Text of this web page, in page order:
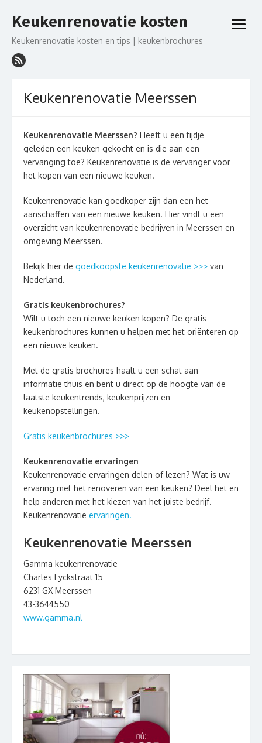
naar
inhoud
Keukenrenovatie kosten
Keukenrenovatie kosten en tips | keukenbrochures
open
Keukenrenovatie Meerssen
Keukenrenovatie Meerssen? Heeft u een tijdje
geleden een keuken gekocht en is die aan een
vervanging toe? Keukenrenovatie is de vervanger voor
het kopen van een nieuwe keuken.
Keukenrenovatie kan goedkoper zijn dan een het
aanschaffen van een nieuwe keuken. Hier vindt u een
overzicht van keukenrenovatie bedrijven in Meerssen en
omgeving Meerssen.
Bekijk hier de goedkoopste keukenrenovatie >>> van
Nederland.
Gratis keukenbrochures?
Wilt u toch een nieuwe keuken kopen? De gratis
keukenbrochures kunnen u helpen met het oriënteren op
een nieuwe keuken.
Met de gratis brochures haalt u een schat aan
informatie thuis en bent u direct op de hoogte van de
laatste keukentrends, keukenprijzen en
keukenopstellingen.
Gratis keukenbrochures >>>
Keukenrenovatie ervaringen
Keukenrenovatie ervaringen delen of lezen? Wat is uw
ervaring met het renoveren van een keuken? Deel het en
help anderen met het kiezen van het juiste bedrijf.
Keukenrenovatie ervaringen.
Keukenrenovatie Meerssen
Gamma keukenrenovatie
Charles Eyckstraat 15
6231 GX Meerssen
43-3644550
www.gamma.nl